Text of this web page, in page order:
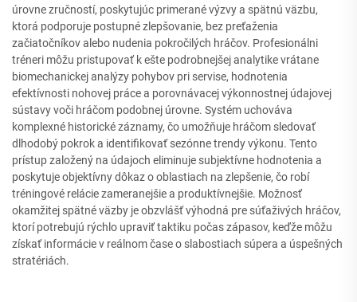
úrovne zručností, poskytujúc primerané výzvy a spätnú väzbu,
ktorá podporuje postupné zlepšovanie, bez preťaženia
začiatočníkov alebo nudenia pokročilých hráčov. Profesionálni
tréneri môžu pristupovať k ešte podrobnejšej analytike vrátane
biomechanickej analýzy pohybov pri servise, hodnotenia
efektívnosti nohovej práce a porovnávacej výkonnostnej údajovej
sústavy voči hráčom podobnej úrovne. Systém uchováva
komplexné historické záznamy, čo umožňuje hráčom sledovať
dlhodobý pokrok a identifikovať sezónne trendy výkonu. Tento
prístup založený na údajoch eliminuje subjektívne hodnotenia a
poskytuje objektívny dôkaz o oblastiach na zlepšenie, čo robí
tréningové relácie zameranejšie a produktívnejšie. Možnosť
okamžitej spätné väzby je obzvlášť výhodná pre súťaživých hráčov,
ktorí potrebujú rýchlo upraviť taktiku počas zápasov, keďže môžu
získať informácie v reálnom čase o slabostiach súpera a úspešných
stratériách.